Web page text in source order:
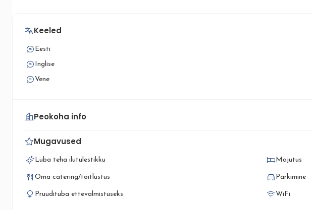
Keeled
Eesti
Inglise
Vene
Peokoha info
Mugavused
Luba teha ilutulestikku Majutus
Oma catering/toitlustus Parkimine
Pruudituba ettevalmistuseks WiFi